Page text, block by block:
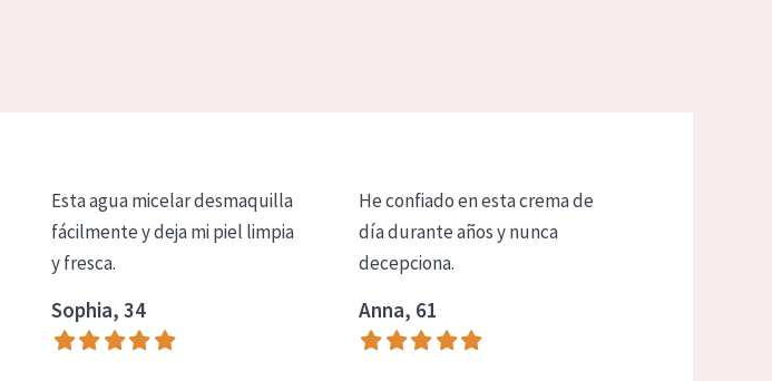
Esta agua micelar desmaquilla
fácilmente y deja mi piel limpia
y fresca.
Sophia, 34
He confiado en esta crema de
día durante años y nunca
decepciona.
Anna, 61